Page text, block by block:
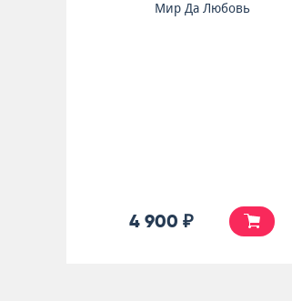
Мир Да Любовь
4 900 ₽